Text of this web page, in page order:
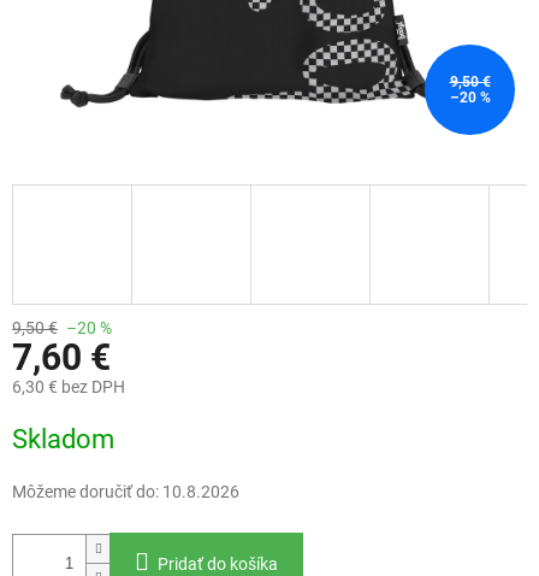
9,50 €
–20 %
9,50 € –20 %
7,60 €
6,30 € bez DPH
cena:
Skladom
Môžeme doručiť do: 10.8.2026
Pridať do košíka